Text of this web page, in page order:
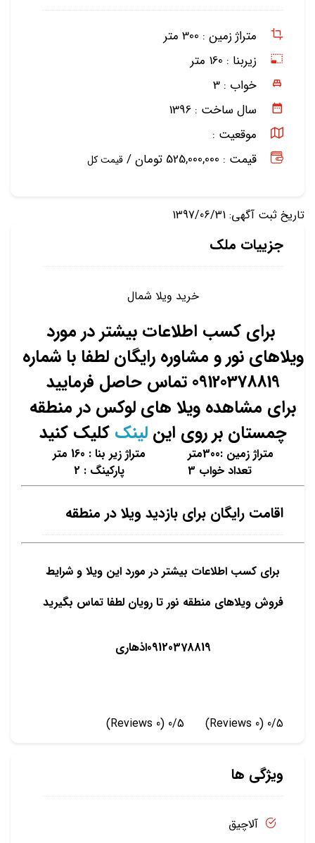
متراژ زمین : 300 متر
زیربنا : 160 متر
خواب : 3
سال ساخت : 1396
موقعیت :
قیمت : 525,000,000 تومان /
قیمت کل
تاریخ ثبت آگهی: 1397/06/31
جزییات ملک
خرید ویلا شمال
برای کسب اطلاعات بیشتر در مورد
ویلاهای نور و مشاوره رایگان لطفا با شماره
09120378819 تماس حاصل فرمایید
برای مشاهده ویلا های لوکس در منطقه
چمستان بر روی اینلینک کلیک کنید
متراژ زمین :300متر متراژ زیر بنا : 160 متر
تعداد خواب 3 پارکینگ : 2
اقامت رایگان برای بازدید ویلا در منطقه
برای کسب اطلاعات بیشتر در مورد این ویلا و شرایط
فروش ویلاهای منطقه نور تا رویان لطفا تماس بگیرید
09120378819اذهاری
0/5
(0 Reviews)
0/5
(0 Reviews)
ویژگی ها
آلاچیق